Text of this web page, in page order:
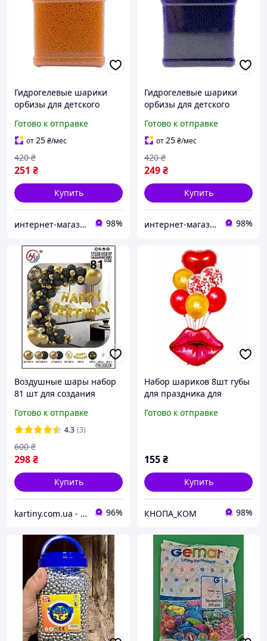
Гидрогелевые шарики
орбизы для детского
Orbeez 7-8 мм 20000 шт.
(М5200123)
Готово к отправке
от25₴/мес
251 ₴
420 ₴
Купить
интернет-магазин "PRINTWOOD" 98%
Гидрогелевые шарики
орбизы для детского
Orbeez 7-8 мм 20000 шт.
(М5200124)
Готово к отправке
от25₴/мес
249₴
420 ₴
Купить
интернет-магазин "PRINTWOOD" 98%
Воздушные шары набор
81 шт для создания
на день рождения или
любого другого
праздника (№37)
Готово к отправке
4.3 (3)
298₴
600 ₴
Купить
kartiny.com.ua - Картины по номерам от производителя 96%
Набор шариков 8шт губы
для праздника для
Готово к отправке
155₴
Купить
КНОПА_КОМ 98%